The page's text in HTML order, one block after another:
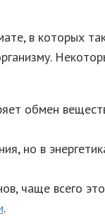
в которых
обмен
но в
чаще всего
.